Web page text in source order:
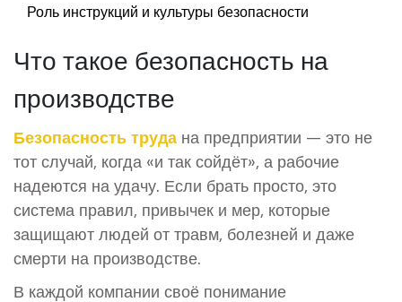
Роль инструкций и культуры безопасности
Что такое безопасность на
производстве
Безопасность труда на предприятии — это не
тот случай, когда «и так сойдёт», а рабочие
надеются на удачу. Если брать просто, это
система правил, привычек и мер, которые
защищают людей от травм, болезней и даже
смерти на производстве.
В каждой компании своё понимание